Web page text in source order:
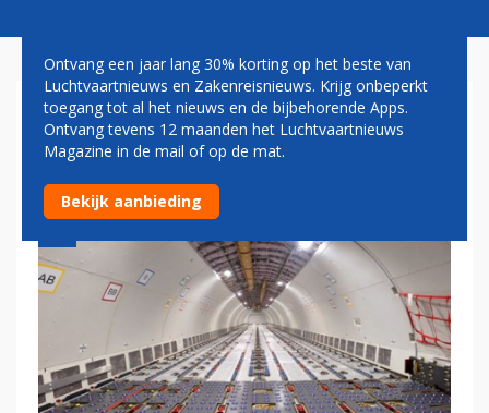
LUCHTVRACHT MAAKT IN
2015 MAGERE START
Ontvang een jaar lang 30% korting op het beste van
Luchtvaartnieuws en Zakenreisnieuws. Krijg onbeperkt
toegang tot al het nieuws en de bijbehorende Apps.
Ontvang tevens 12 maanden het Luchtvaartnieuws
Magazine in de mail of op de mat.
Bekijk aanbieding